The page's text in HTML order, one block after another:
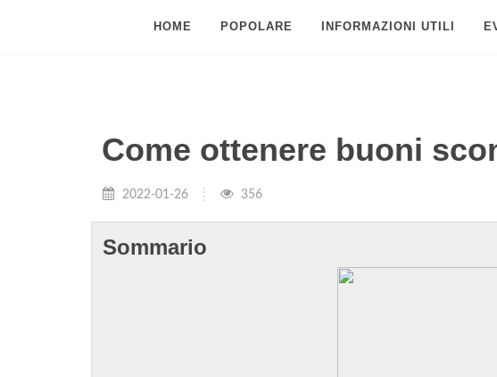
HOME POPOLARE INFORMAZIONI UTILI
Come ottenere buoni
2022-01-26 356
Sommario